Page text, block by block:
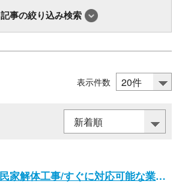
記事の絞り込み検索
表示件数
■愛知県稲沢市/民家解体工事/すぐに対応可能な業者募集■